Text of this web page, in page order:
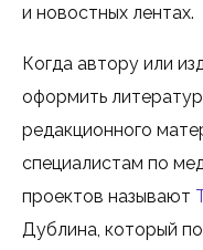
и новостных лентах.
Когда автору или
оформить
редакционного
специалистам по
проектов называют
Дублина, который